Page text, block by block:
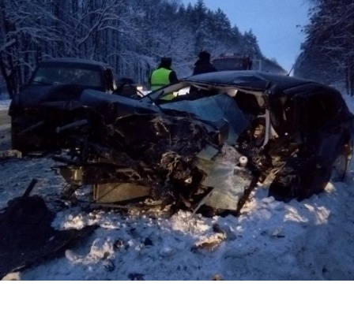
Перейти к основному содержанию